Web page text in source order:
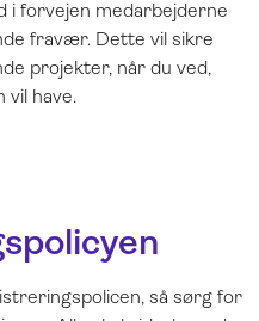
i forvejen medarbejderne
fravær. Dette vil sikre
projekter, når du ved,
vil have.
så sørg for